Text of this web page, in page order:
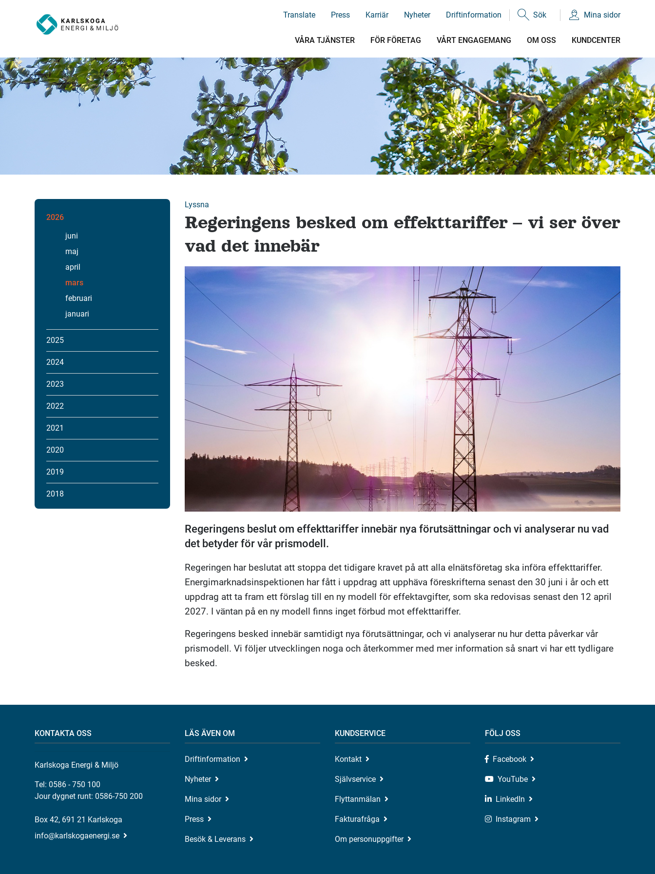
Translate Press Karriär Nyheter Driftinformation Sök Mina sidor
VÅRA TJÄNSTER FÖR FÖRETAG VÅRT ENGAGEMANG OM OSS KUNDCENTER
2026
juni
maj
april
mars
februari
januari
2025
2024
2023
2022
2021
2020
2019
2018
Lyssna
Regeringens besked om effekttariffer – vi ser över
vad det innebär
Regeringens beslut om effekttariffer innebär nya förutsättningar och vi analyserar nu vad
det betyder för vår prismodell.
Regeringen har beslutat att stoppa det tidigare kravet på att alla elnätsföretag ska införa effekttariffer.
Energimarknadsinspektionen har fått i uppdrag att upphäva föreskrifterna senast den 30 juni i år och ett
uppdrag att ta fram ett förslag till en ny modell för effektavgifter, som ska redovisas senast den 12 april
2027. I väntan på en ny modell finns inget förbud mot effekttariffer.
Regeringens besked innebär samtidigt nya förutsättningar, och vi analyserar nu hur detta påverkar vår
prismodell. Vi följer utvecklingen noga och återkommer med mer information så snart vi har ett tydligare
besked.
KONTAKTA OSS
Karlskoga Energi & Miljö
Tel: 0586 - 750 100
Jour dygnet runt: 0586-750 200
Box 42, 691 21 Karlskoga
info@karlskogaenergi.se
LÄS ÄVEN OM
Driftinformation
Nyheter
Mina sidor
Press
Besök & Leverans
KUNDSERVICE
Kontakt
Självservice
Flyttanmälan
Fakturafråga
Om personuppgifter
FÖLJ OSS
Facebook
YouTube
LinkedIn
Instagram